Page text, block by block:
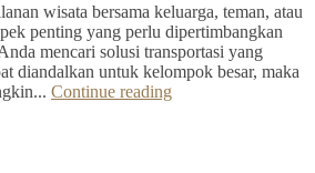
wisata bersama keluarga, teman, atau
penting yang perlu dipertimbangkan
mencari solusi transportasi yang
diandalkan untuk kelompok besar, maka
Continue reading